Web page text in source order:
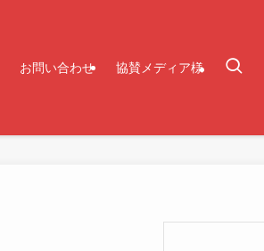
お問い合わせ 協賛メディア様